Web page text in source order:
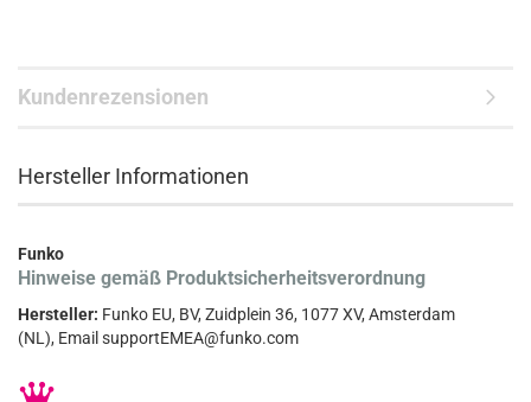
Kundenrezensionen
Hersteller Informationen
Funko
Hinweise gemäß Produktsicherheitsverordnung
Hersteller: Funko EU, BV, Zuidplein 36, 1077 XV, Amsterdam
(NL), Email supportEMEA@funko.com